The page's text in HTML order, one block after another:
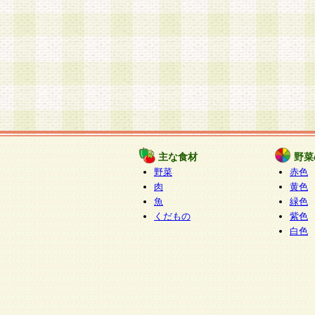
主な食材
野菜
肉
魚
くだもの
野
赤色
黄色
緑色
紫色
白色